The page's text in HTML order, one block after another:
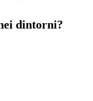
dintorni?